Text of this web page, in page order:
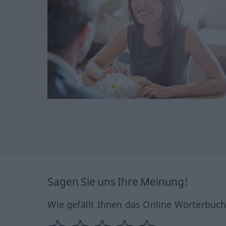
Sagen Sie uns Ihre Meinung!
Wie gefällt Ihnen das Online